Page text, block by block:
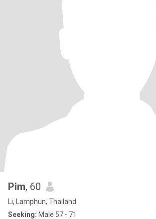
Pim, 60
Li, Lamphun, Thailand
Seeking: Male 57 - 71